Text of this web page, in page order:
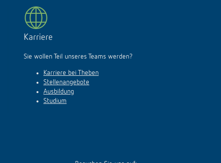
Karriere
Sie wollen Teil unseres Teams werden?
Karriere bei Theben
Stellenangebote
Ausbildung
Studium